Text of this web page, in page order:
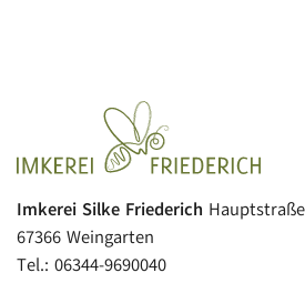
Imkerei Silke Friederich
67366 Weingarten
Tel.: 06344-9690040